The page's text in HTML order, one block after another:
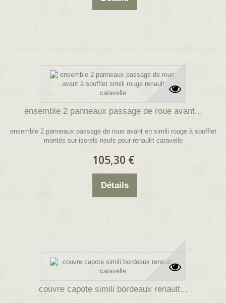
ensemble 2 panneaux passage de roue avant...
ensemble 2 panneaux passage de roue avant en simili rouge à soufflet
montés sur isorels neufs pour renaulrt caravelle
105,30 €
Détails
couvre capote simili bordeaux renault...